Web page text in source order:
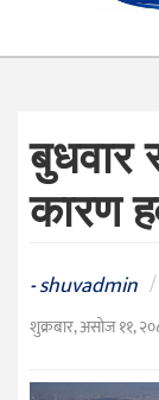
संघीय
प्रविधि
जीवनशैली
दर्शन
/
संस्कृति
बुधवार
कारण
-shuvadmin /
शुक्रबार, असोज ११,